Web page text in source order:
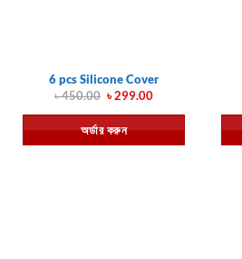
6 pcs Silicone Cover
৳450.00 Original
was:
৳ 450.00.
৳299.00Current
is:
৳ 299.00.
অর্ডার করুন